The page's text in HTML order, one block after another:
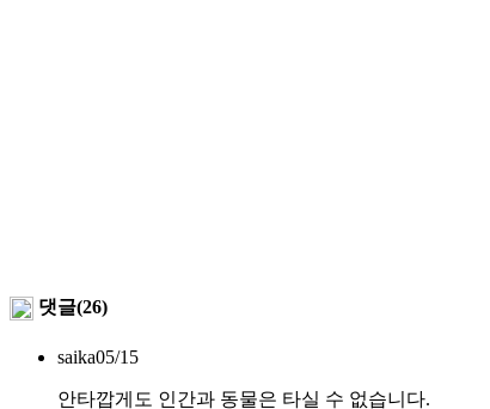
댓글(26)
saika05/15
안타깝게도 인간과 동물은 타실 수 없습니다.